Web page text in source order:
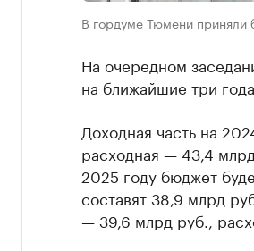
В гордуме Тюмени
На очередном
на ближайшие три года.
Доходная часть на
расходная — 43,4
2025 году бюджет
составят 38,9 млрд
— 39,6 млрд руб.,